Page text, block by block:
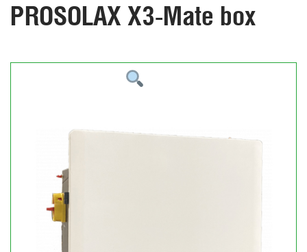
PROSOLAX X3-Mate box